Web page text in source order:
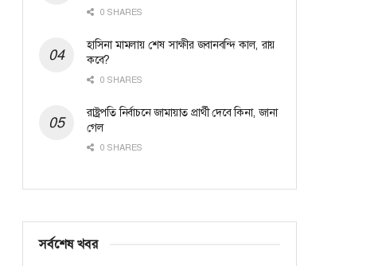
0 SHARES
হাসিনা মামলায় শেষ সাক্ষীর জবানবন্দি কাল, রায়
কবে?
0 SHARES
রাষ্ট্রপতি নির্বাচনে জামায়াত প্রার্থী দেবে কিনা, জানা
গেল
0 SHARES
সর্বশেষ খবর